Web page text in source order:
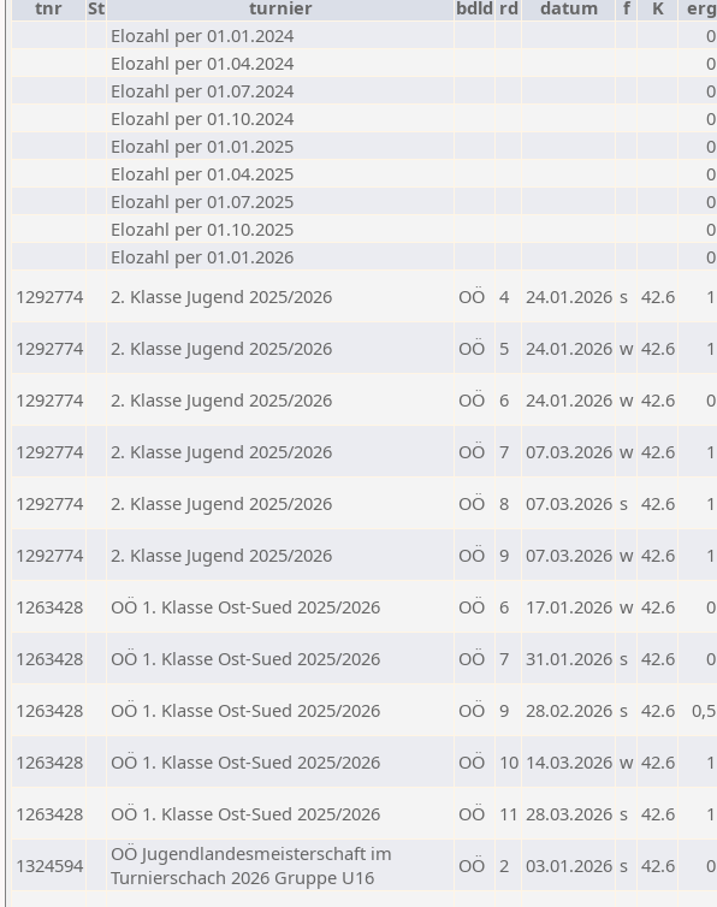
tnr
St turnier bdld rd datum f K erg
Elozahl per 01.01.2024
0
Elozahl per 01.04.2024
0
Elozahl per 01.07.2024
0
Elozahl per 01.10.2024
0
Elozahl per 01.01.2025
0
Elozahl per 01.04.2025
0
Elozahl per 01.07.2025
0
Elozahl per 01.10.2025
0
Elozahl per 01.01.2026
0
1292774
2. Klasse Jugend 2025/2026 OÖ 4 24.01.2026 s 42.6 1
1292774 2. Klasse Jugend 2025/2026 OÖ 5 24.01.2026 w 42.6 1
1292774 2. Klasse Jugend 2025/2026 OÖ 6 24.01.2026 w 42.6 0
1292774 2. Klasse Jugend 2025/2026 OÖ 7 07.03.2026 w 42.6 1
1292774 2. Klasse Jugend 2025/2026 OÖ 8 07.03.2026 s 42.6 1
1292774 2. Klasse Jugend 2025/2026 OÖ 9 07.03.2026 w 42.6 1
1263428 OÖ 1. Klasse Ost-Sued 2025/2026 OÖ 6 17.01.2026 w 42.6 0
1263428 OÖ 1. Klasse Ost-Sued 2025/2026 OÖ 7 31.01.2026 s 42.6 0
1263428 OÖ 1. Klasse Ost-Sued 2025/2026 OÖ 9 28.02.2026 s 42.6 0,5
1263428 OÖ 1. Klasse Ost-Sued 2025/2026 OÖ 10 14.03.2026 w 42.6 1
1263428 OÖ 1. Klasse Ost-Sued 2025/2026 OÖ 11 28.03.2026 s 42.6 1
1324594
OÖ Jugendlandesmeisterschaft im
Turnierschach 2026 Gruppe U16
OÖ 2 03.01.2026 s 42.6 0